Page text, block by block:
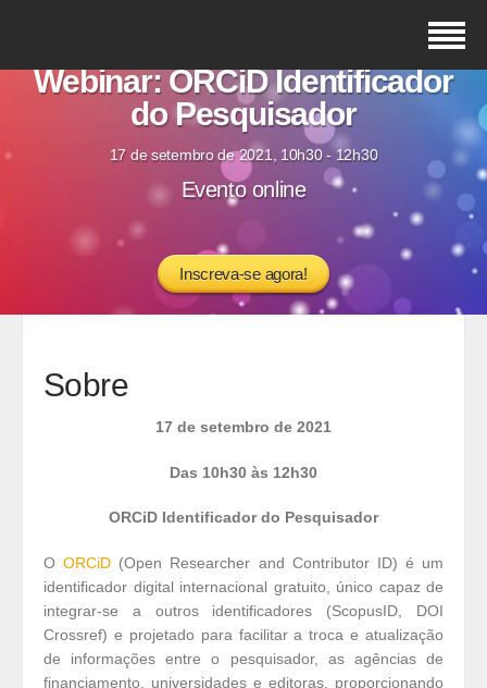
Webinar: ORCiD Identificador
do Pesquisador
17 de setembro de 2021, 10h30 - 12h30
Evento online
Inscreva-se agora!
Sobre
17 de setembro de 2021
Das 10h30 às 12h30
ORCiD Identificador do Pesquisador
OORCiD (Open Researcher and Contributor ID) é um
identificador digital internacional gratuito, único capaz de
integrar-se a outros identificadores (ScopusID, DOI
Crossref) e projetado para facilitar a troca e atualização
de informações entre o pesquisador, as agências de
financiamento, universidades e editoras, proporcionando